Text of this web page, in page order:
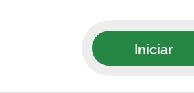
Iniciar